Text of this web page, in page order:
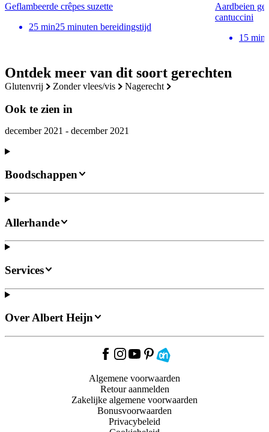
Ontdek meer van dit soort gerechten
glutenvrij zonder vlees/vis nagerecht
Ook te zien in
december 2021 - december 2021
Geflambeerde crêpes suzette
25 min25 minuten bereidingstijd
Aardbeien
cantuccini
15 min
Boodschappen
Allerhande
Services
Over Albert Heijn
Algemene voorwaarden
Retour aanmelden
Zakelijke algemene voorwaarden
Bonusvoorwaarden
Privacybeleid